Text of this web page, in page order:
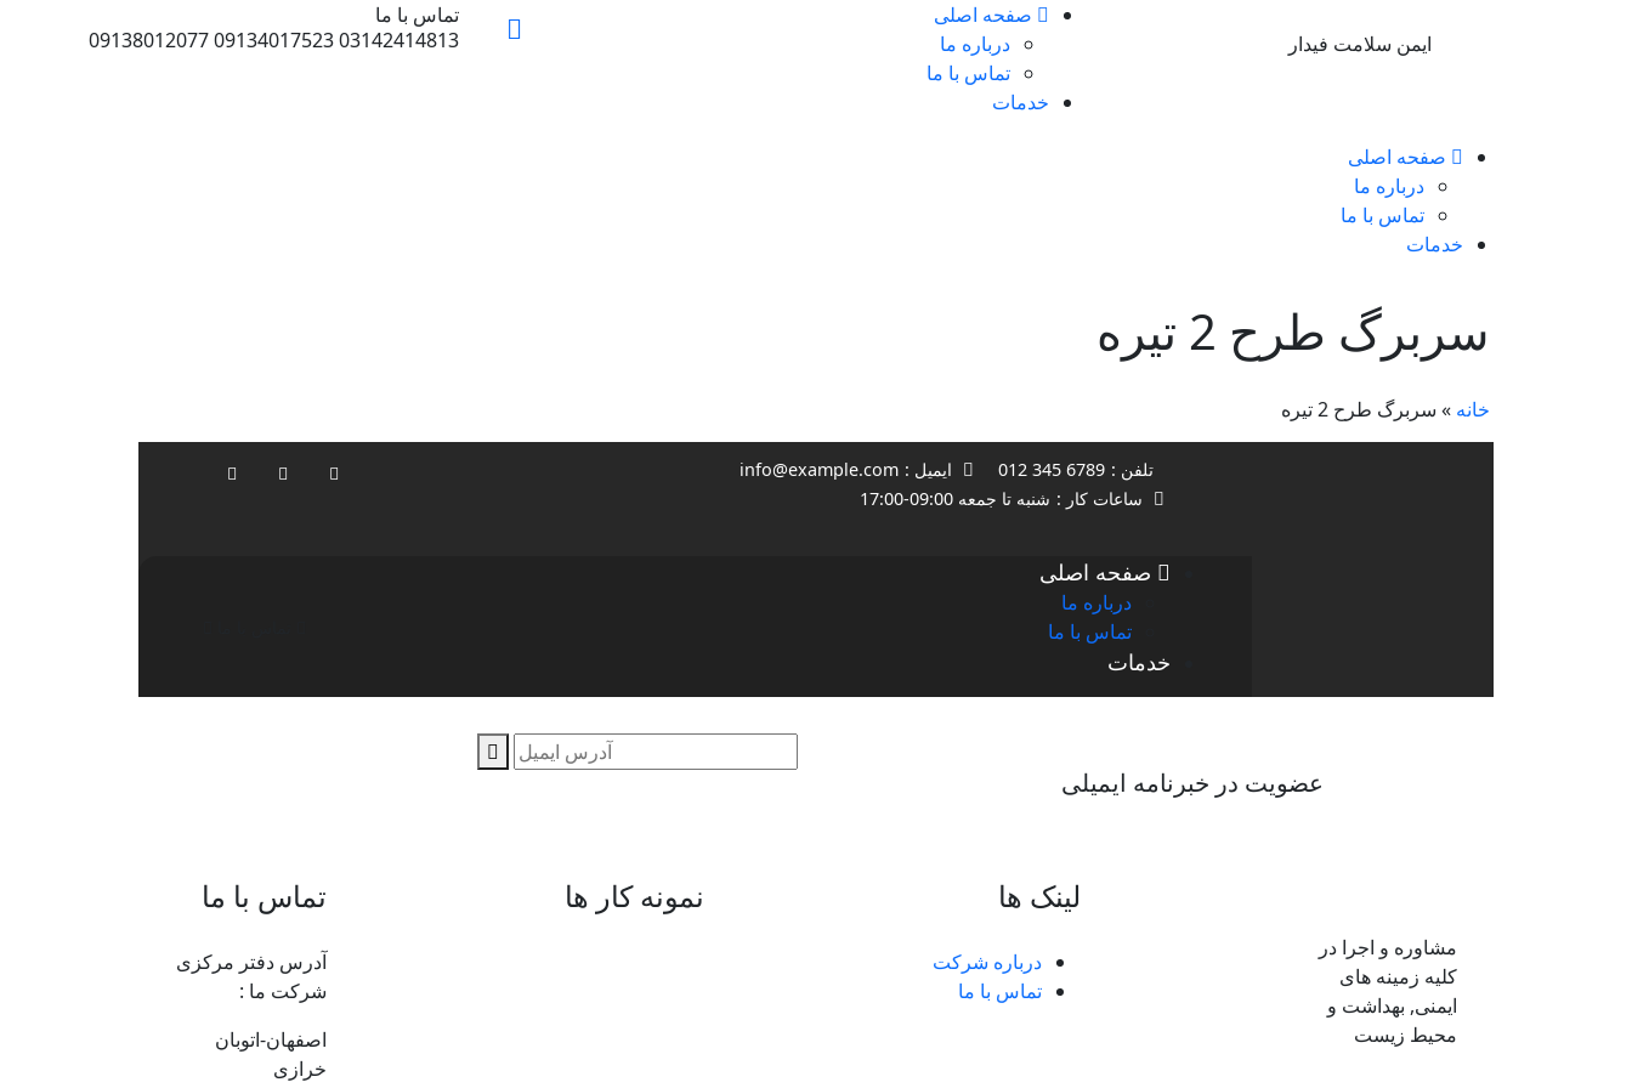
ایمن سلامت فیدار
صفحه اصلی
درباره ما
تماس با ما
خدمات
تماس با ما
03142414813 09134017523 09138012077
صفحه اصلی
درباره ما
تماس با ما
خدمات
سربرگ طرح 2 تیره
خانه » سربرگ طرح 2 تیره
تلفن : 6789 345 012 ایمیل : info@example.com
ساعات کار : شنبه تا جمعه 09:00-17:00
صفحه اصلی
درباره ما
تماس با ما
خدمات
عضویت در خبرنامه ایمیلی
مشاوره و اجرا در
کلیه زمینه های
ایمنی, بهداشت و
محیط زیست
لینک ها
درباره شرکت
تماس با ما
نمونه کار ها تماس با ما
آدرس دفتر مرکزی
شرکت ما :
اصفهان-اتوبان
خرازی